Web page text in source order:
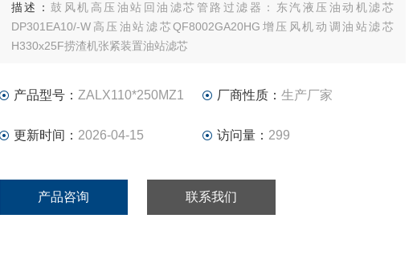
描述： 鼓风机高压油站回油滤芯管路过滤器：东汽液压油动机滤芯
DP301EA10/-W高压油站滤芯QF8002GA20HG增压风机动调油站滤芯
H330x25F捞渣机张紧装置油站滤芯
产品型号： ZALX110*250MZ1 厂商性质： 生产厂家
更新时间： 2026-04-15 访问量： 299
产品咨询 联系我们